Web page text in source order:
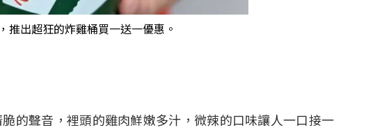
出超狂的炸雞桶買一送一優惠。
的聲音，裡頭的雞肉鮮嫩多汁，微辣的口味讓人一口接一